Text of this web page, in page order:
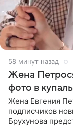
58 минут назад
Жена
фото в
Жена Евгения
подписчиков
Брухунова